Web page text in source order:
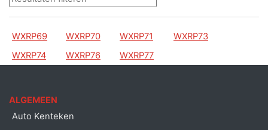
WXRP69 WXRP70 WXRP71
WXRP73
WXRP74
WXRP76 WXRP77
ALGEMEEN
Auto Kenteken